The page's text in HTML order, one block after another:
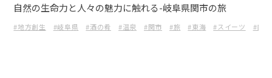
自然の生命力と人々の魅力に触れる-岐阜県関市の旅
#地方創生 #岐阜県 #酒の肴 #温泉 #関市 #旅 #東海 #スイーツ #ロ